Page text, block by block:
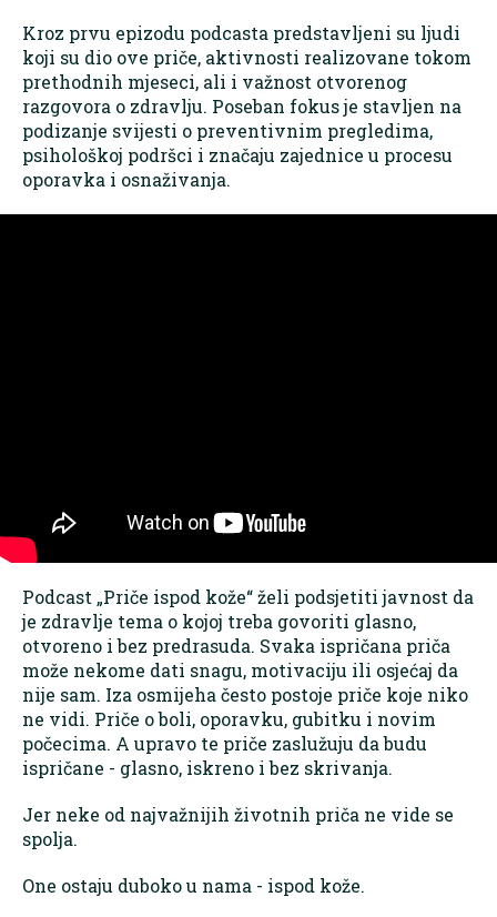
Kroz prvu epizodu podcasta predstavljeni su ljudi
koji su dio ove priče, aktivnosti realizovane tokom
prethodnih mjeseci, ali i važnost otvorenog
razgovora o zdravlju. Poseban fokus je stavljen na
podizanje svijesti o preventivnim pregledima,
psihološkoj podršci i značaju zajednice u procesu
oporavka i osnaživanja.
Podcast „Priče ispod kože“ želi podsjetiti javnost da
je zdravlje tema o kojoj treba govoriti glasno,
otvoreno i bez predrasuda. Svaka ispričana priča
može nekome dati snagu, motivaciju ili osjećaj da
nije sam. Iza osmijeha često postoje priče koje niko
ne vidi. Priče o boli, oporavku, gubitku i novim
počecima. A upravo te priče zaslužuju da budu
ispričane - glasno, iskreno i bez skrivanja.
Jer neke od najvažnijih životnih priča ne vide se
spolja.
One ostaju duboko u nama - ispod kože.